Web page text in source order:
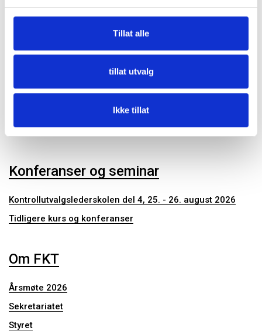
Tillat alle
tillat utvalg
Ikke tillat
Fagtema
Konferanser og seminar
Kontrollutvalgslederskolen del 4, 25. - 26. august 2026
Tidligere kurs og konferanser
Om FKT
Årsmøte 2026
Sekretariatet
Styret